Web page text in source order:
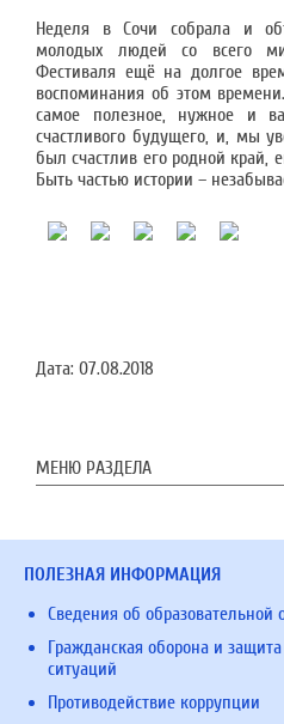
Неделя в Сочи собрала и
молодых людей со всего
Фестиваля ещё на долгое
воспоминания об этом
самое полезное, нужное и
счастливого будущего, и, мы
был счастлив его родной край,
Быть частью истории –
Дата: 07.08.2018
МЕНЮ РАЗДЕЛА
ПОЛЕЗНАЯ ИНФОРМАЦИЯ
Сведения об образовательной
Гражданская оборона и
ситуаций
Противодействие коррупции